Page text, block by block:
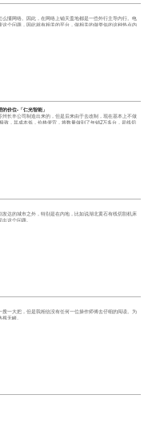
懂网络。因此，在网络上铺天盖地都是一些外行主导内行。电
个问题，因此就有相关的平台，做相关的做类似的这种热点内
价位-「仁光智能」
长丰公司制造出来的，但是后来由于去改制，现在基本上不做
致，其成本低，价格便宜，将数量做到了年销2万多台，是线切
达的城市之外，特别是在内地，比如说湖北黄石有线切割机床
这个问题。
一大把，但是我相信没有任何一位操作师傅去仔细的阅读。为
无睹。